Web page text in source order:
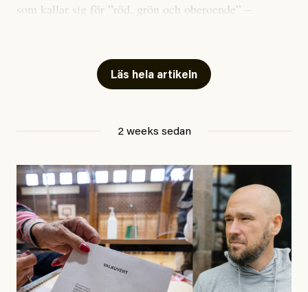
som kallar sig för ”röd, grön och oberoende” –
skriver för? Vad betyder det att vara en ”röd, grön och
oberoende” tidning? Och vad är egentligen bra
utpekas som israelisk infiltratör”. Enligt ingressen
handlar artikeln om en person vars ”bakgrund skapar
splittring och oro i rörelsen”. Problemet är att artikeln
skapar betydligt mer oro i palestinarörelsen – och den
oberoende vänstern – än den porträtterade personen
eller dess bakgrund.
Läs hela artikeln
2 weeks sedan